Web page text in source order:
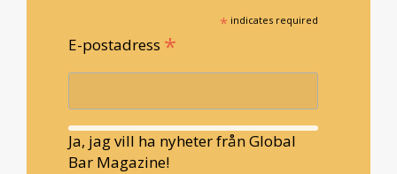
* indicates required
E-postadress *
Ja, jag vill ha nyheter från Global
Bar Magazine!